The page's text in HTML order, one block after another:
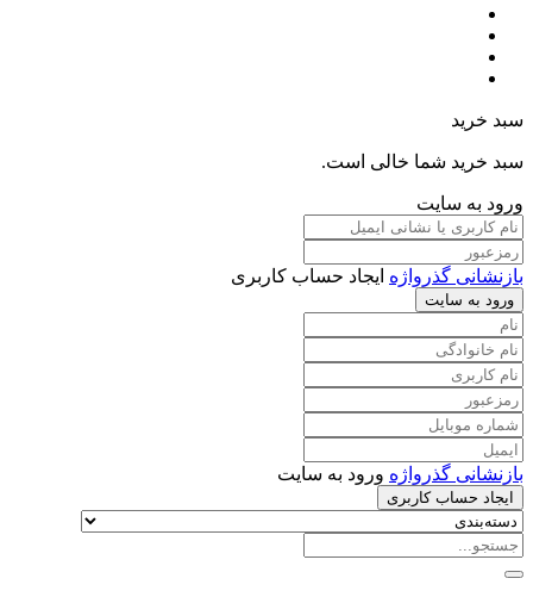
سبد خرید
سبد خرید شما خالی است.
ورود به سایت
بازنشانی گذرواژه ایجاد حساب کاربری
ورود به سایت
بازنشانی گذرواژه ورود به سایت
ایجاد حساب کاربری